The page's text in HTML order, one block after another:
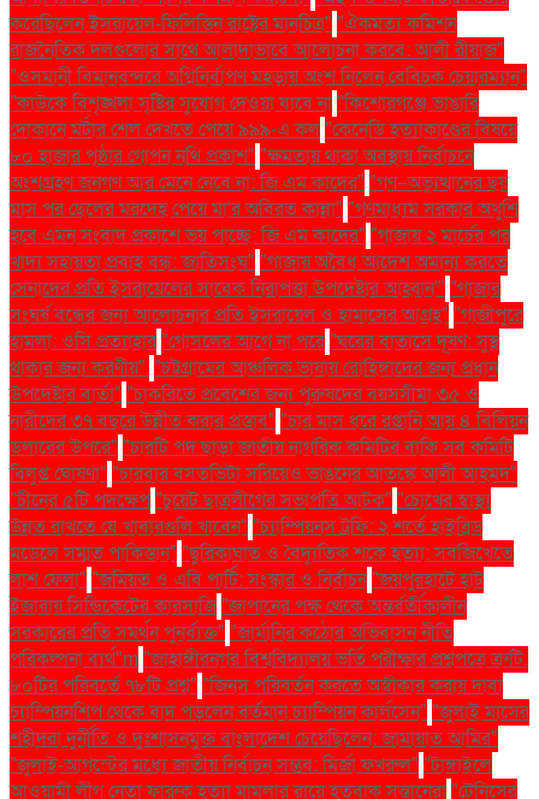
করেছিলেন ইসরায়েল-ফিলিস্তিন রাষ্ট্রের মানচিত্র" "ঐকমত্য কমিশন
রাজনৈতিক দলগুলোর সাথে আলাদাভাবে আলোচনা করবে: আলী রীয়াজ"
"ওসমানী বিমানবন্দরে অগ্নিনির্বাপণ মহড়ায় অংশ নিলেন বেবিচক চেয়ারম্যান"
"কাউকে বিশৃঙ্খলা সৃষ্টির সুযোগ দেওয়া যাবে না"কিশোরগঞ্জে ভাঙারি
দোকানে মর্টার শেল দেখতে পেয়ে ৯৯৯-এ কল"কেনেডি হত্যাকাণ্ডের বিষয়ে
৮০ হাজার পৃষ্ঠার গোপন নথি প্রকাশ" "ক্ষমতায় থাকা অবস্থায় নির্বাচনে
অংশগ্রহণ জনগণ আর মেনে নেবে না: জি এম কাদের" "গণ–অভ্যুত্থানের ছয়
মাস পর ছেলের মরদেহ পেয়ে মা'র অবিরত কান্না" "গণমাধ্যম সরকার অখুশি
হবে এমন সংবাদ প্রকাশে ভয় পাচ্ছে: জি এম কাদের" "গাজায় ২ মার্চের পর
খাদ্য সহায়তা প্রবাহ বন্ধ: জাতিসংঘ" "গাজায় অবৈধ আদেশ অমান্য করতে
সেনাদের প্রতি ইসরায়েলের সাবেক নিরাপত্তা উপদেষ্টার আহ্বান"' "গাজার
সংঘর্ষ বন্ধের জন্য আলোচনার প্রতি ইসরায়েল ও হামাসের আগ্রহ" "গাজীপুরে
হামলা: ওসি প্রত্যাহার"গোসলের আগে না পরে"ঘরের বাতাসে দূষণ: সুস্থ
থাকার জন্য করণীয়"."চট্টগ্রামের আঞ্চলিক ভাষায় রোহিঙ্গাদের জন্য প্রধান
উপদেষ্টার বার্তা" "চাকরিতে প্রবেশের জন্য পুরুষদের বয়সসীমা ৩৫ ও
নারীদের ৩৭ বছরে উন্নীত করার প্রস্তাব" "চার মাস ধরে রপ্তানি আয় ৪ বিলিয়ন
ডলারের উপরে" "চারটি পদ ছাড়া জাতীয় নাগরিক কমিটির বাকি সব কমিটি
বিলুপ্ত ঘোষণা" "চারবার বসতভিটা সরিয়েও ভাঙনের আতঙ্কে আলী আহমদ"
"চীনের ৫টি পদক্ষেপ"চুয়েট ছাত্রলীগের সভাপতি আটক" "চোখের স্বাস্থ্য
উন্নত রাখতে যে খাবারগুলি খাবেন" "চ্যাম্পিয়নস ট্রফি: ২ শর্তে হাইব্রিড
মডেলে সম্মত পাকিস্তান" "ছুরিকাঘাত ও বৈদ্যুতিক শকে হত্যা: সবজিখেতে
লাশ ফেলা" "জমিয়ত ও এবি পার্টি: সংস্কার ও নির্বাচন"জয়পুরহাটে হাট
ইজারায় সিন্ডিকেটের কারসাজি"জাপানের পক্ষ থেকে অন্তর্বর্তীকালীন
সরকারের প্রতি সমর্থন পুনর্ব্যক্ত" "জার্মানির কঠোর অভিবাসন নীতি
পরিকল্পনা ব্যর্থ"m"জাহাঙ্গীরনগর বিশ্ববিদ্যালয় ভর্তি পরীক্ষার প্রশ্নপত্রে ত্রুটি:
৮০টির পরিবর্তে ৭৮টি প্রশ্ন" "জিনস পরিবর্তন করতে অস্বীকার করায় দাবা
চ্যাম্পিয়নশিপ থেকে বাদ পড়লেন বর্তমান চ্যাম্পিয়ন কার্লসেন" "জুলাই মাসের
শহীদরা দুর্নীতি ও দুঃশাসনমুক্ত বাংলাদেশ চেয়েছিলেন: জামায়াত আমির"
"জুলাই-আগস্টের মধ্যে জাতীয় নির্বাচন সম্ভব: মির্জা ফখরুল" "টাঙ্গাইলে
আওয়ামী লীগ নেতা ফারুক হত্যা মামলার রায়ে হতবাক সন্তানেরা"টেনিসের